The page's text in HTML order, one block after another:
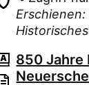
Erschienen:
850 Jahre